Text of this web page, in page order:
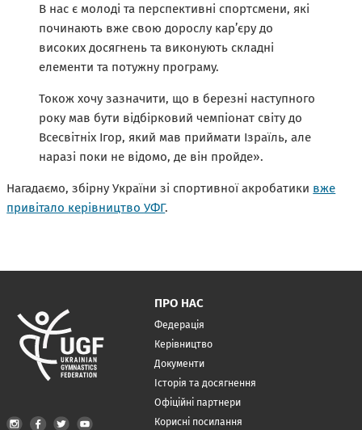
В нас є молоді та перспективні спортсмени, які
починають вже свою дорослу карʼєру до
високих досягнень та виконують складні
елементи та потужну програму.
Токож хочу зазначити, що в березні наступного
року мав бути відбірковий чемпіонат світу до
Всесвітніх Ігор, який мав приймати Ізраїль, але
наразі поки не відомо, де він пройде».
Нагадаємо, збірну України зі спортивної акробатики вже
привітало керівництво УФГ.
ПРО НАС
Федерація
Керівництво
Документи
Історія та досягнення
Офіційні партнери
Корисні посилання